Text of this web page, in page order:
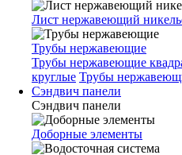
Лист нержавеющий
Трубы нержавеющие
Трубы нержавеющие
круглые Трубы
Сэндвич панели
Сэндвич панели
Доборные элементы